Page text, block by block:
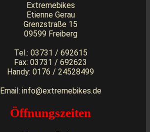
Extremebikes
Etienne Gerau
Grenzstraße 15
09599 Freiberg
Tel.: 03731 / 692615
Fax: 03731 / 692623
Handy: 0176 / 24528499
Email: info@extremebikes.de
Öffnungszeiten